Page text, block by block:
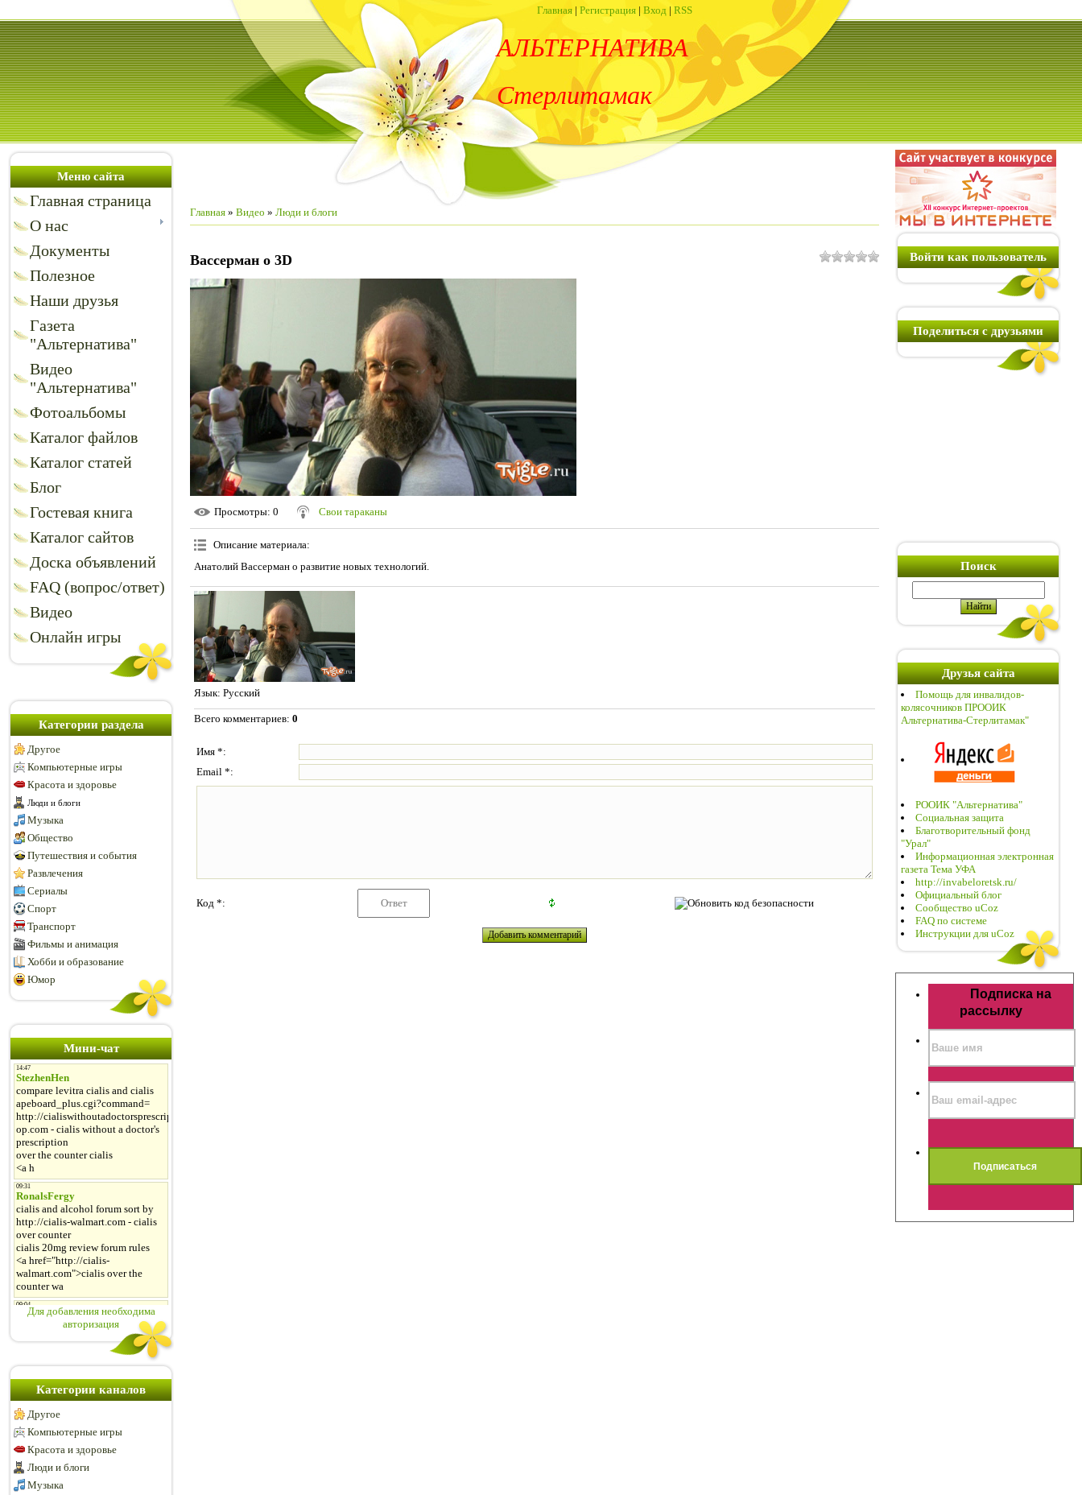
Главная | Регистрация | Вход | RSS
АЛЬТЕРНАТИВА
Стерлитамак
Меню сайта
Главная страница
О нас
Документы
Полезное
Наши друзья
Газета
"Альтернатива"
Видео
"Альтернатива"
Фотоальбомы
Каталог файлов
Каталог статей
Блог
Гостевая книга
Каталог сайтов
Доска объявлений
FAQ (вопрос/ответ)
Видео
Онлайн игры
Категории раздела
Другое
Компьютерные игры
Красота и здоровье
Люди и блоги
Музыка
Общество
Путешествия и события
Развлечения
Сериалы
Спорт
Транспорт
Фильмы и анимация
Хобби и образование
Юмор
Мини-чат
Для добавления необходима
авторизация
Категории каналов
Другое
Компьютерные игры
Красота и здоровье
Люди и блоги
Музыка
Главная » Видео » Люди и блоги
Вассерман о 3D
Просмотры: 0 Свои тараканы
Описание материала:
Анатолий Вассерман о развитие новых технологий.
Язык: Русский
Всего комментариев: 0
Имя *:
Email *:
Код *:
Войти как пользователь
Поделиться с друзьями
Поиск
Друзья сайта
Помощь для инвалидов-
колясочников ПРООИК
Альтернатива-Стерлитамак"
РООИК "Альтернатива"
Социальная защита
Благотворительный фонд
"Урал"
Информационная электронная
газета Тема УФА
http://invabeloretsk.ru/
Официальный блог
Сообщество uCoz
FAQ по системе
Инструкции для uCoz
Подписка на
рассылку